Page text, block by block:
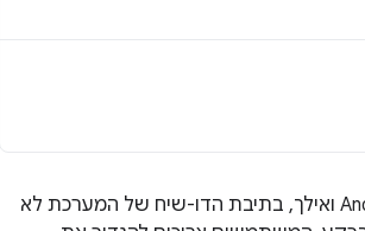
כשמוצגת באפליקציה בקשה לגישה למיקום ברקע במכשיר עם Android 11 ואילך, בתיבת הדו-שיח של המערכת לא